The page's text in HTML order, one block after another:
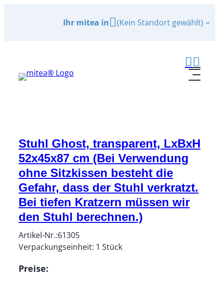
Ihr mitea in (Kein Standort gewählt)
Stuhl Ghost, transparent, LxBxH
52x45x87 cm (Bei Verwendung
ohne Sitzkissen besteht die
Gefahr, dass der Stuhl verkratzt.
Bei tiefen Kratzern müssen wir
den Stuhl berechnen.)
Artikel-Nr.:61305
Verpackungseinheit: 1 Stück
Preise: